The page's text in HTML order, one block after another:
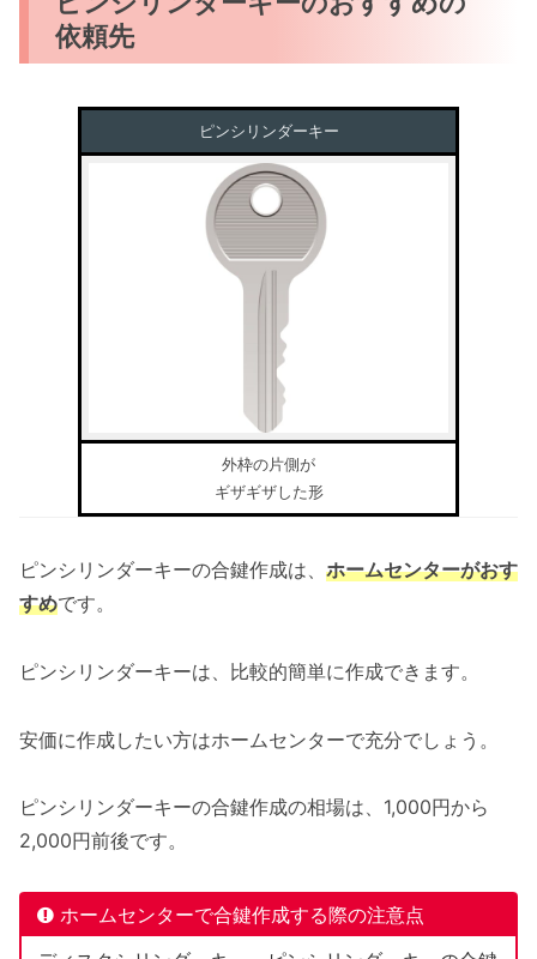
依頼先
ピンシリンダーキー
外枠の片側が
ギザギザした形
ピンシリンダーキーの合鍵作成は、 ホームセンターがおす
すめです。
ピンシリンダーキーは、比較的簡単に作成できます。
安価に作成したい方はホームセンターで充分でしょう。
ピンシリンダーキーの合鍵作成の相場は、1,000円から
2,000円前後です。
ホームセンターで合鍵作成する際の注意点